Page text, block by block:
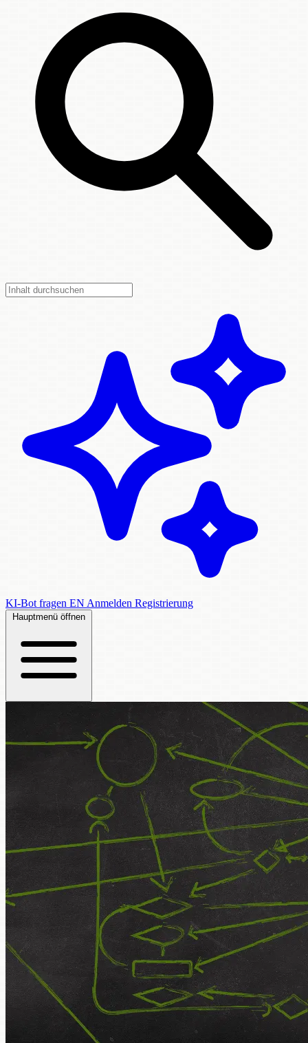
KI-Bot fragen EN Anmelden Registrierung
Hauptmenü öffnen